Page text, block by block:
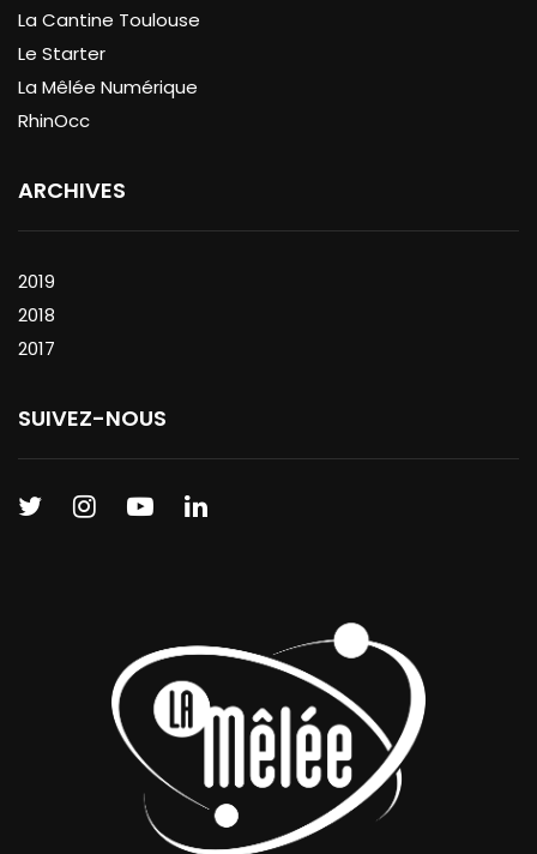
La Cantine Toulouse
Le Starter
La Mêlée Numérique
RhinOcc
ARCHIVES
2019
2018
2017
SUIVEZ-NOUS